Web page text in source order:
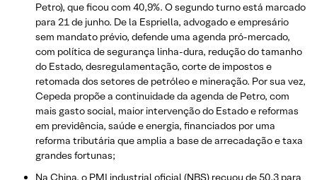
Petro), que ficou com 40,9%. O segundo turno está marcado
para 21 de junho. De la Espriella, advogado e empresário
sem mandato prévio, defende uma agenda pró-mercado,
com política de segurança linha-dura, redução do tamanho
do Estado, desregulamentação, corte de impostos e
retomada dos setores de petróleo e mineração. Por sua vez,
Cepeda propõe a continuidade da agenda de Petro, com
mais gasto social, maior intervenção do Estado e reformas
em previdência, saúde e energia, financiados por uma
reforma tributária que amplia a base de arrecadação e taxa
grandes fortunas;